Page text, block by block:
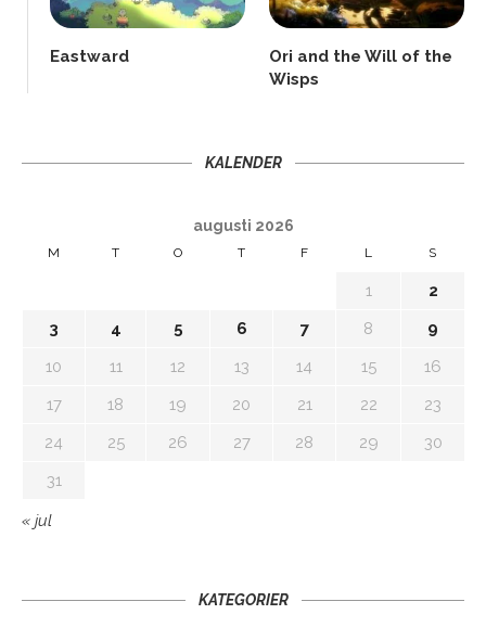
Eastward
Ori and the Will of the
Wisps
KALENDER
augusti 2026
M T O T F L S
1
2
3
4 5 6 7 8
9
10
11 12 13 14 15
16
17
18 19 20 21 22
23
24
25 26 27 28 29
30
31
« jul
KATEGORIER